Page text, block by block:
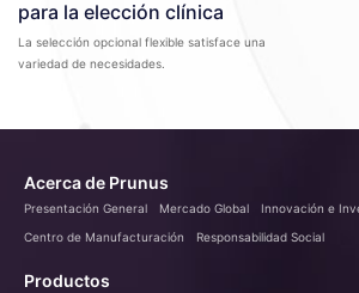
para la elección clínica
La selección opcional flexible satisface una
variedad de necesidades.
Acerca de Prunus
Presentación General Mercado Global
Innovación e
Centro de Manufacturación
Responsabilidad Social
Productos